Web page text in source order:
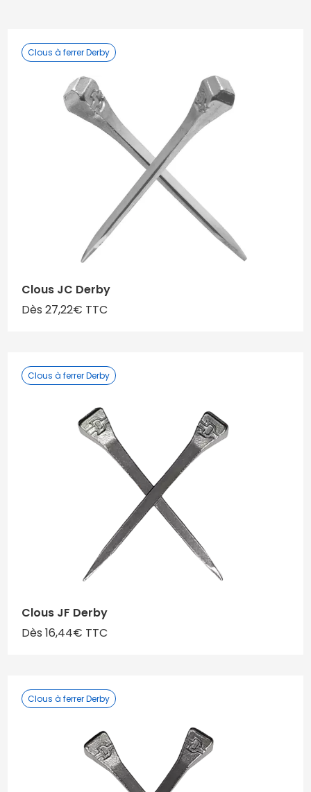
Clous à ferrer Derby
Clous JC Derby
Dès 27,22€ TTC
Clous à ferrer Derby
Clous JF Derby
Dès 16,44€ TTC
Clous à ferrer Derby